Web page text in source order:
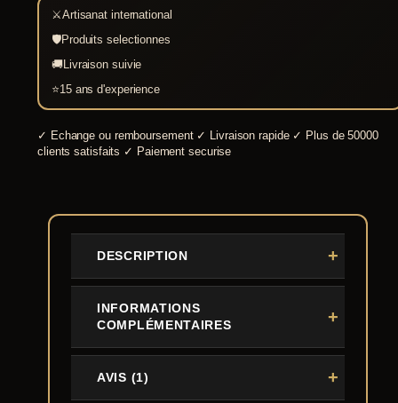
⚔Artisanat international
🛡Produits selectionnes
🚚Livraison suivie
⭐15 ans d'experience
✓ Echange ou remboursement ✓ Livraison rapide ✓ Plus de 50000
clients satisfaits ✓ Paiement securise
DESCRIPTION
INFORMATIONS
COMPLÉMENTAIRES
AVIS (1)